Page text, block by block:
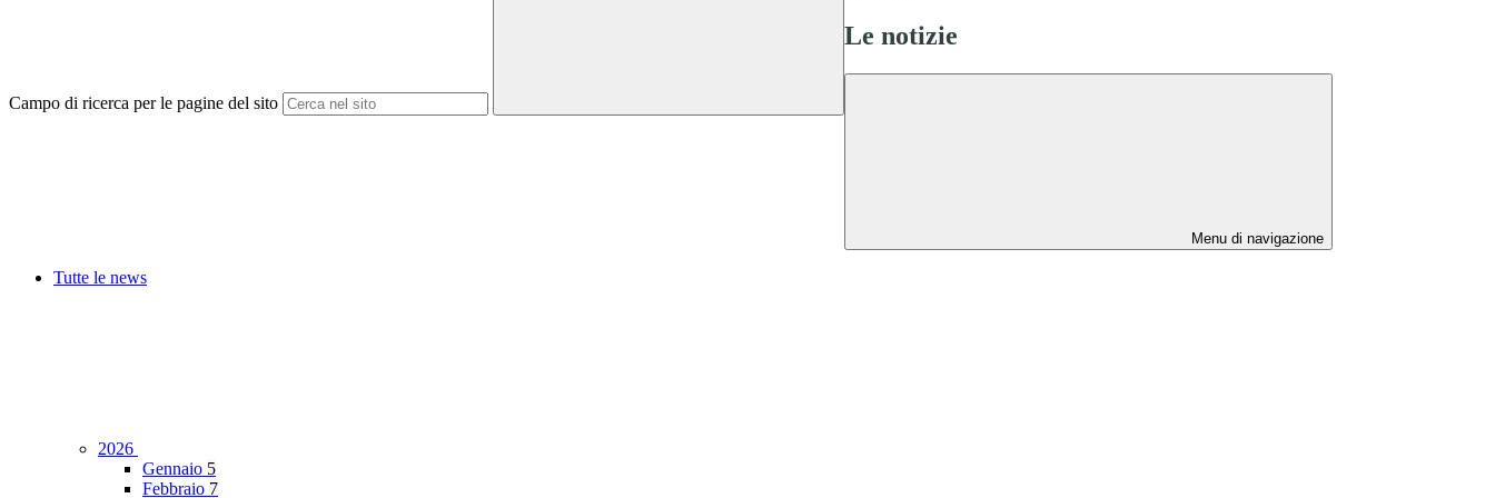
Campo di ricerca per le pagine del sito
Le notizie
Menu di navigazione
Tutte le news
2026
Gennaio 5
Febbraio 7